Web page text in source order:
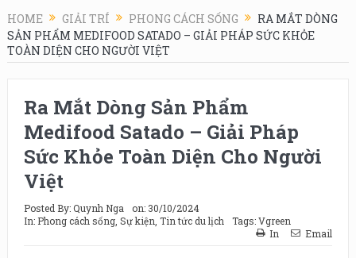
HOME GIẢI TRÍ PHONG CÁCH SỐNG
RA MẮT DÒNG
SẢN PHẨM MEDIFOOD SATADO – GIẢI PHÁP SỨC KHỎE
TOÀN DIỆN CHO NGƯỜI VIỆT
Ra Mắt Dòng Sản Phẩm
Medifood Satado – Giải Pháp
Sức Khỏe Toàn Diện Cho Người
Việt
Posted By:Quynh Nga on: 30/10/2024
In: Phong cách sống, Sự kiện Tin tức du lịch Tags:Vgreen
In
Email